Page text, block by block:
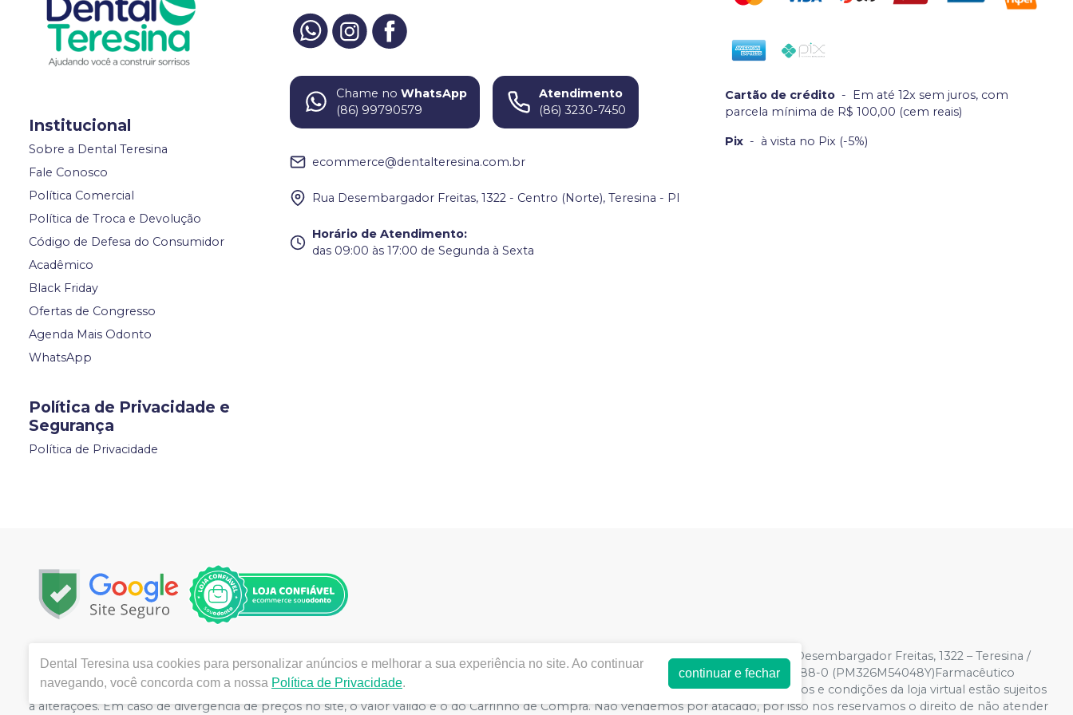
Institucional
Sobre a Dental Teresina
Fale Conosco
Política Comercial
Política de Troca e Devolução
Código de Defesa do Consumidor
Acadêmico
Black Friday
Ofertas de Congresso
Agenda Mais Odonto
WhatsApp
Política de Privacidade e
Segurança
Política de Privacidade
Chame no WhatsApp
(86) 99790579
Atendimento
(86) 3230-7450
ecommerce@dentalteresina.com.br
Rua Desembargador Freitas, 1322 - Centro (Norte), Teresina - PI
Horário de Atendimento:
das 09:00 às 17:00 de Segunda à Sexta
Cartão de crédito - Em até 12x sem juros, com
parcela mínima de R$ 100,00 (cem reais)
Pix - à vista no Pix (-5%)
Copyright © 2022 | Todos os direitos reservados | www.dentalteresina.com.br | Donaldo Gie Nogueira | 02.470.780/0003-20| Rua Desembargador Freitas, 1322 – Teresina /
Piauí - CEP 64000-240 | Autorizações de Funcionamento ANVISA - Medicamentos: 1.10129-3 , Produtos para Saúde (Correlatos): 8.22288-0 (PM326M54048Y)Farmacêutico
responsável: Evaldo Hipólito de Oliveira CRF/PI nº 0326 - Política de Privacidade e Segurança - Fotos meramente ilustrativas - Os preços e condições da loja virtual estão sujeitos
a alterações. Em caso de divergência de preços no site, o valor válido é o do Carrinho de Compra. Não vendemos por atacado, por isso nos reservamos o direito de não atender
Dental Teresina usa cookies para personalizar anúncios e melhorar a sua experiência no site. Ao continuar
navegando, você concorda com a nossa Política de Privacidade.
continuar e fechar